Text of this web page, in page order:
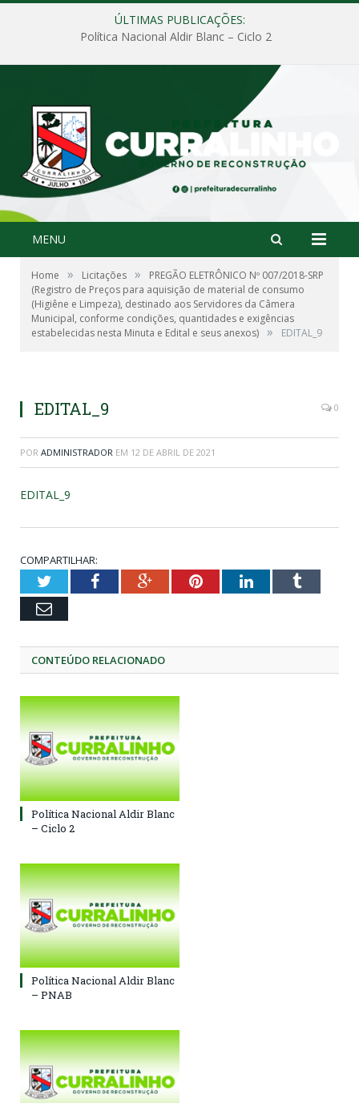
ÚLTIMAS PUBLICAÇÕES:
Política Nacional Aldir Blanc – Ciclo 2
MENU
Home » Licitações »
PREGÃO ELETRÔNICO Nº 007/2018-SRP
(Registro de Preços para aquisição de material de consumo
(Higiêne e Limpeza), destinado aos Servidores da Câmera
Municipal, conforme condições, quantidades e exigências
estabelecidas nesta Minuta e Edital e seus anexos) » EDITAL_9
EDITAL_9 0
POR ADMINISTRADOR EM 12 DE ABRIL DE 2021
EDITAL_9
COMPARTILHAR:
TwitterFacebookGoogle+PinterestLinkedInTumblr
Email
CONTEÚDO RELACIONADO
Política Nacional Aldir Blanc
– Ciclo 2
Política Nacional Aldir Blanc
– PNAB